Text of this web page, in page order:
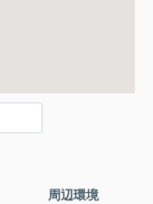
周辺環境